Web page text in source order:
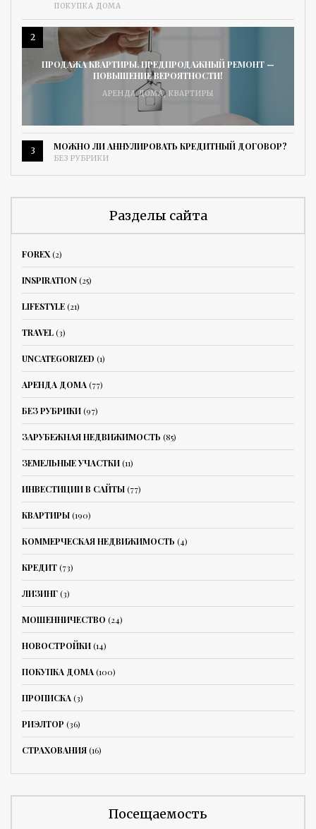
ПОКУПКА ДОМА
2
ПРОДАЖА КВАРТИРЫ. ПРЕДПРОДАЖНЫЙ РЕМОНТ —
ПОВЫШЕНИЕ ВЕРОЯТНОСТИ!
АРЕНДА ДОМА, КВАРТИРЫ
3 МОЖНО ЛИ АННУЛИРОВАТЬ КРЕДИТНЫЙ ДОГОВОР?
БЕЗ РУБРИКИ
Разделы сайта
FOREX(2)
INSPIRATION(25)
LIFESTYLE(21)
TRAVEL(3)
UNCATEGORIZED (1)
АРЕНДА ДОМА(77)
БЕЗ РУБРИКИ(97)
ЗАРУБЕЖНАЯ НЕДВИЖИМОСТЬ (85)
ЗЕМЕЛЬНЫЕ УЧАСТКИ(11)
ИНВЕСТИЦИИ В САЙТЫ(77)
КВАРТИРЫ(190)
КОММЕРЧЕСКАЯ НЕДВИЖИМОСТЬ (4)
КРЕДИТ(73)
ЛИЗИНГ(3)
МОШЕННИЧЕСТВО (24)
НОВОСТРОЙКИ(14)
ПОКУПКА ДОМА(100)
ПРОПИСКА(3)
РИЭЛТОР (36)
СТРАХОВАНИЯ(16)
Посещаемость